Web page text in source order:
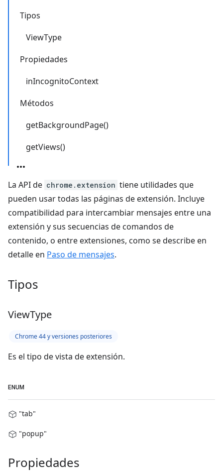
Tipos
ViewType
Propiedades
inIncognitoContext
Métodos
getBackgroundPage()
getViews()
La API de chrome.extension tiene utilidades que
pueden usar todas las páginas de extensión. Incluye
compatibilidad para intercambiar mensajes entre una
extensión y sus secuencias de comandos de
contenido, o entre extensiones, como se describe en
detalle en Paso de mensajes.
Tipos
ViewType
Chrome 44 y versiones posteriores
Es el tipo de vista de extensión.
ENUM
"tab"
"popup"
Propiedades